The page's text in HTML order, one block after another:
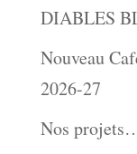
DIABLES
Nouveau
2026-27
Nos